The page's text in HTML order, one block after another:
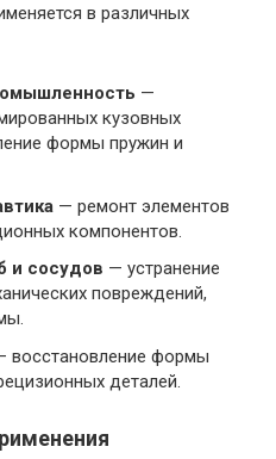
в различных
—
кузовных
формы пружин и
— ремонт элементов
компонентов.
и сосудов — устранение
повреждений,
восстановление формы
деталей.